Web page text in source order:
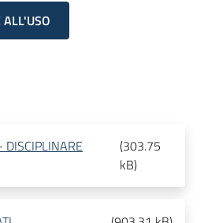
ALL'USO
(303.75
kB)